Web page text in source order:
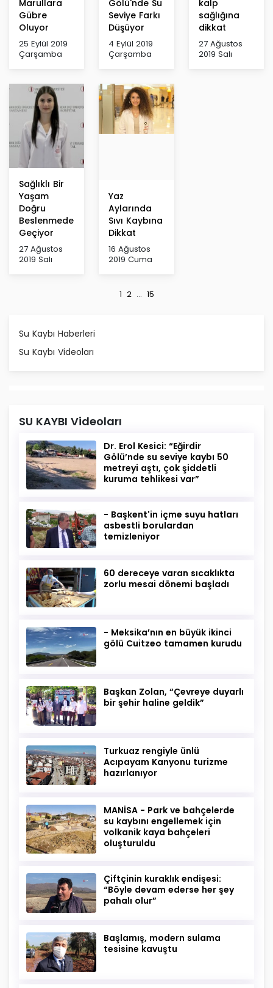
Marullara
Gübre
Oluyor
25 Eylül 2019
Çarşamba
Gölü'nde Su
Seviye Farkı
Düşüyor
4 Eylül 2019
Çarşamba
kalp
sağlığına
dikkat
27 Ağustos
2019 Salı
Sağlıklı Bir
Yaşam
Doğru
Beslenmeden
Geçiyor
27 Ağustos
2019 Salı
Yaz
Aylarında
Sıvı Kaybına
Dikkat
16 Ağustos
2019 Cuma
1 2... 15
Su Kaybı Haberleri
Su Kaybı Videoları
SU KAYBI Videoları
Dr. Erol Kesici: “Eğirdir
Gölü’nde su seviye kaybı 50
metreyi aştı, çok şiddetli
kuruma tehlikesi var”
- Başkent'in içme suyu hatları
asbestli borulardan
temizleniyor
60 dereceye varan sıcaklıkta
zorlu mesai dönemi başladı
- Meksika’nın en büyük ikinci
gölü Cuitzeo tamamen kurudu
Başkan Zolan, “Çevreye duyarlı
bir şehir haline geldik”
Turkuaz rengiyle ünlü
Acıpayam Kanyonu turizme
hazırlanıyor
MANİSA - Park ve bahçelerde
su kaybını engellemek için
volkanik kaya bahçeleri
oluşturuldu
Çiftçinin kuraklık endişesi:
“Böyle devam ederse her şey
pahalı olur”
Başlamış, modern sulama
tesisine kavuştu